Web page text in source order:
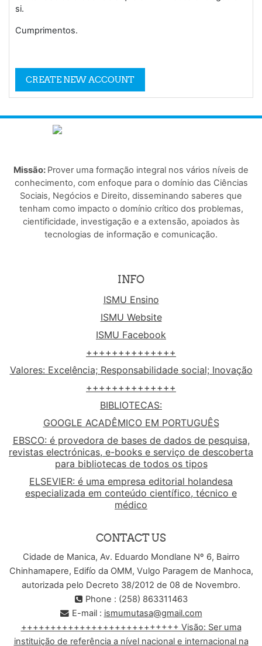
si.
Cumprimentos.
CREATE NEW ACCOUNT
Missão: Prover uma formação integral nos vários níveis de
conhecimento, com enfoque para o domínio das Ciências
Sociais, Negócios e Direito, disseminando saberes que
tenham como impacto o domínio crítico dos problemas,
cientificidade, investigação e a extensão, apoiados às
tecnologias de informação e comunicação.
INFO
ISMU Ensino
ISMU Website
ISMU Facebook
++++++++++++++
Valores: Excelência; Responsabilidade social; Inovação
++++++++++++++
BIBLIOTECAS:
GOOGLE ACADÊMICO EM PORTUGUÊS
EBSCO: é provedora de bases de dados de pesquisa,
revistas electrónicas, e-books e serviço de descoberta
para bibliotecas de todos os tipos
ELSEVIER: é uma empresa editorial holandesa
especializada em conteúdo científico, técnico e
médico
CONTACT US
Cidade de Manica, Av. Eduardo Mondlane Nº 6, Bairro
Chinhamapere, Edifío da OMM, Vulgo Paragem de Manhoca,
autorizada pelo Decreto 38/2012 de 08 de Novembro.
Phone : (258) 863311463
E-mail : ismumutasa@gmail.com
+++++++++++++++++++++++++++ Visão: Ser uma
instituição de referência a nível nacional e internacional na